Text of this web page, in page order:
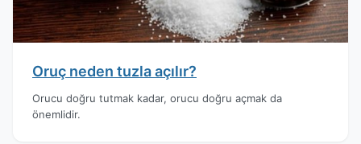
Oruç neden tuzla açılır?
Orucu doğru tutmak kadar, orucu doğru açmak da
önemlidir.